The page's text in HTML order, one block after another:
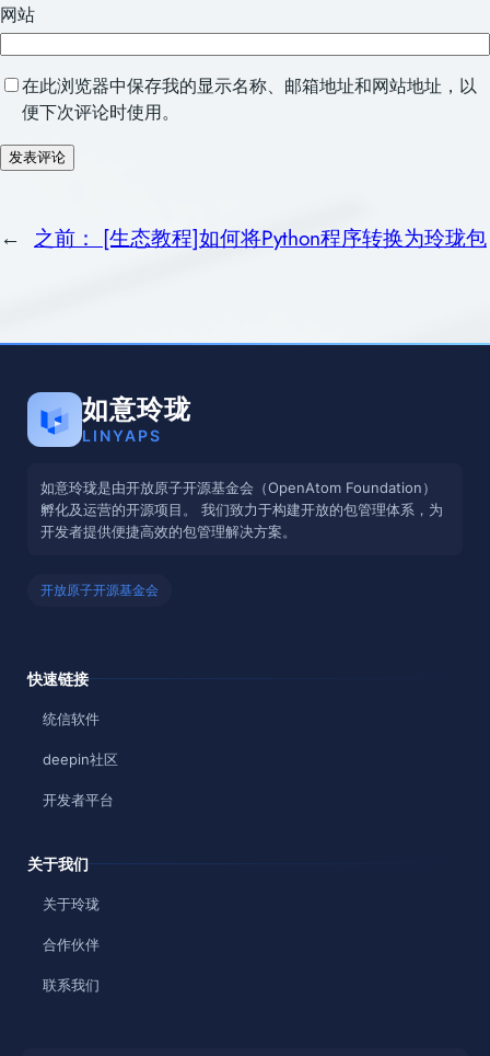
网站
在此浏览器中保存我的显示名称、邮箱地址和网站地址，以
便下次评论时使用。
← 之前： [生态教程]如何将Python程序转换为玲珑包
如意玲珑
LINYAPS
如意玲珑是由开放原子开源基金会（OpenAtom Foundation）
孵化及运营的开源项目。 我们致力于构建开放的包管理体系，为
开发者提供便捷高效的包管理解决方案。
开放原子开源基金会
快速链接
统信软件
deepin社区
开发者平台
关于我们
关于玲珑
合作伙伴
联系我们